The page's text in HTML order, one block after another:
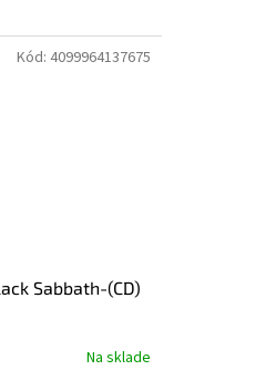
Sabbath-(CD)
Na sklade
Kód: 4099964137675